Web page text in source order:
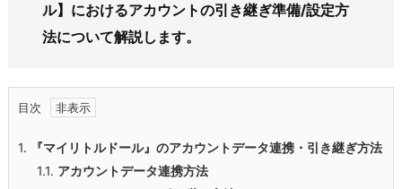
ル】におけるアカウントの引き継ぎ準備/設定方
法について解説します。
目次
1.
『マイリトルドール』のアカウントデータ連携・引き継ぎ方法
1.1. アカウントデータ連携方法